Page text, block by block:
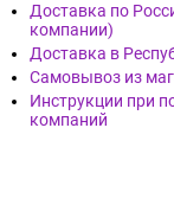
Доставка по
компании)
Доставка в
Самовывоз из
Инструкции при
компаний